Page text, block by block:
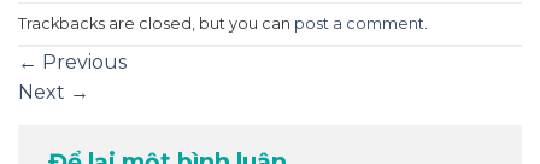
Trackbacks are closed, but you can post a comment
← Previous
Next →